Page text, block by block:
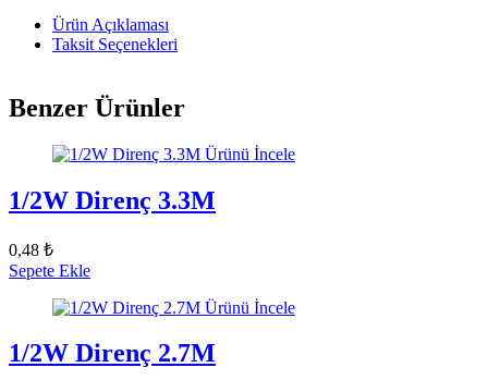
Ürün Açıklaması
Taksit Seçenekleri
Benzer Ürünler
Ürünü İncele
1/2W Direnç 3.3M
0,48 ₺
Sepete Ekle
Ürünü İncele
1/2W Direnç 2.7M